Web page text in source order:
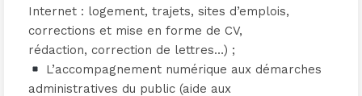
Internet : logement, trajets, sites d’emplois,
corrections et mise en forme de CV,
rédaction, correction de lettres…) ;
L’accompagnement numérique aux démarches
administratives du public (aide aux